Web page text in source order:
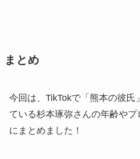
まとめ
今回は、TikTokで「熊本の彼氏
ている杉本琢弥さんの年齢や
にまとめました！